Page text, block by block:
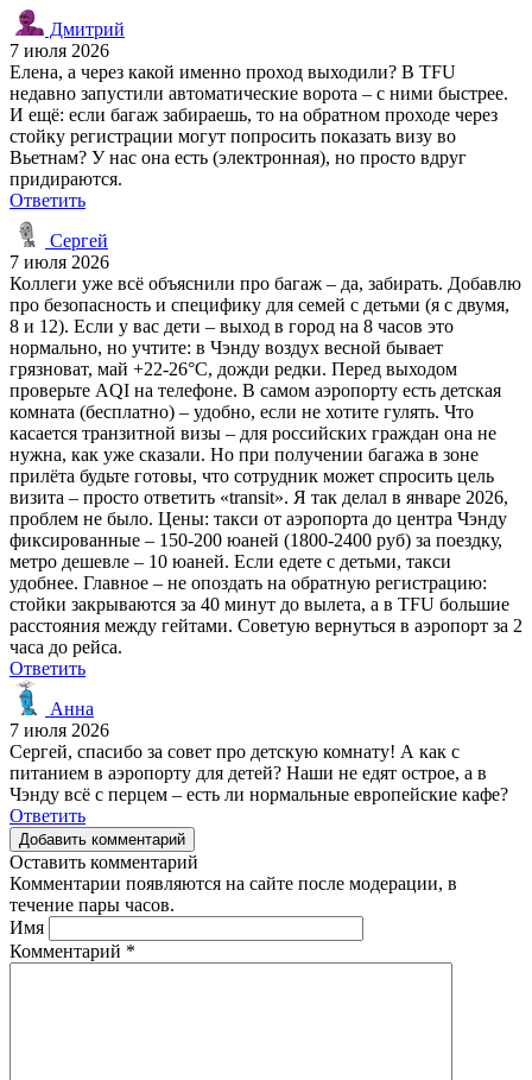
Дмитрий
7 июля 2026
Елена, а через какой именно проход выходили? В TFU
недавно запустили автоматические ворота – с ними быстрее.
И ещё: если багаж забираешь, то на обратном проходе через
стойку регистрации могут попросить показать визу во
Вьетнам? У нас она есть (электронная), но просто вдруг
придираются.
Ответить
Сергей
7 июля 2026
Коллеги уже всё объяснили про багаж – да, забирать. Добавлю
про безопасность и специфику для семей с детьми (я с двумя,
8 и 12). Если у вас дети – выход в город на 8 часов это
нормально, но учтите: в Чэнду воздух весной бывает
грязноват, май +22-26°C, дожди редки. Перед выходом
проверьте AQI на телефоне. В самом аэропорту есть детская
комната (бесплатно) – удобно, если не хотите гулять. Что
касается транзитной визы – для российских граждан она не
нужна, как уже сказали. Но при получении багажа в зоне
прилёта будьте готовы, что сотрудник может спросить цель
визита – просто ответить «transit». Я так делал в январе 2026,
проблем не было. Цены: такси от аэропорта до центра Чэнду
фиксированные – 150-200 юаней (1800-2400 руб) за поездку,
метро дешевле – 10 юаней. Если едете с детьми, такси
удобнее. Главное – не опоздать на обратную регистрацию:
стойки закрываются за 40 минут до вылета, а в TFU большие
расстояния между гейтами. Советую вернуться в аэропорт за 2
часа до рейса.
Ответить
Анна
7 июля 2026
Сергей, спасибо за совет про детскую комнату! А как с
питанием в аэропорту для детей? Наши не едят острое, а в
Чэнду всё с перцем – есть ли нормальные европейские кафе?
Ответить
Добавить комментарий
Оставить комментарий
Комментарии появляются на сайте после модерации, в
течение пары часов.
Имя
Комментарий *